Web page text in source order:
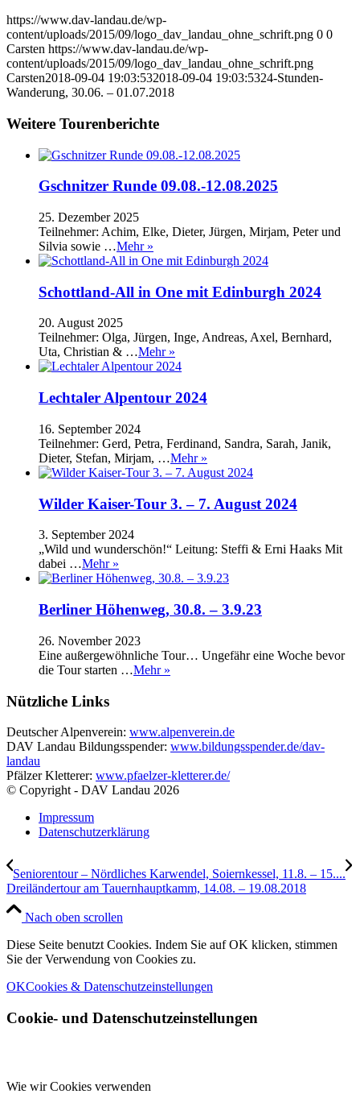
https://www.dav-landau.de/wp-
content/uploads/2015/09/logo_dav_landau_ohne_schrift.png 0 0
Carsten https://www.dav-landau.de/wp-
content/uploads/2015/09/logo_dav_landau_ohne_schrift.png
Carsten2018-09-04 19:03:532018-09-04 19:03:5324-Stunden-
Wanderung, 30.06. – 01.07.2018
Weitere Tourenberichte
Gschnitzer Runde 09.08.-12.08.2025
25. Dezember 2025
Teilnehmer: Achim, Elke, Dieter, Jürgen, Mirjam, Peter und
Silvia sowie …Mehr »
Schottland-All in One mit Edinburgh 2024
20. August 2025
Teilnehmer: Olga, Jürgen, Inge, Andreas, Axel, Bernhard,
Uta, Christian & …Mehr »
Lechtaler Alpentour 2024
16. September 2024
Teilnehmer: Gerd, Petra, Ferdinand, Sandra, Sarah, Janik,
Dieter, Stefan, Mirjam, …Mehr »
Wilder Kaiser-Tour 3. – 7. August 2024
3. September 2024
„Wild und wunderschön!“ Leitung: Steffi & Erni Haaks Mit
dabei …Mehr »
Berliner Höhenweg, 30.8. – 3.9.23
26. November 2023
Eine außergewöhnliche Tour… Ungefähr eine Woche bevor
die Tour starten …Mehr »
Nützliche Links
Deutscher Alpenverein: www.alpenverein.de
DAV Landau Bildungsspender: www.bildungsspender.de/dav-
landau
Pfälzer Kletterer: www.pfaelzer-kletterer.de/
© Copyright - DAV Landau 2026
Impressum
Datenschutzerklärung
Seniorentour – Nördliches Karwendel, Soiernkessel, 11.8. – 15....
Dreiländertour am Tauernhauptkamm, 14.08. – 19.08.2018
Nach oben scrollen
Diese Seite benutzt Cookies. Indem Sie auf OK klicken, stimmen
Sie der Verwendung von Cookies zu.
OKCookies & Datenschutzeinstellungen
Cookie- und Datenschutzeinstellungen
Wie wir Cookies verwenden